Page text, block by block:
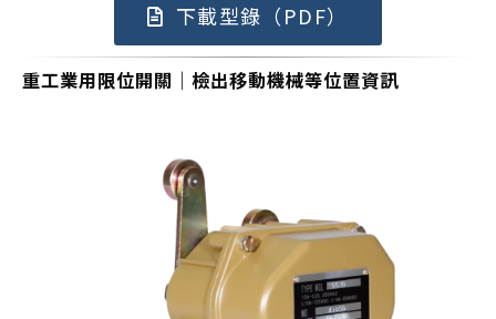
下載型錄（PDF）
重工業用限位開關｜檢出移動機械等位置資訊